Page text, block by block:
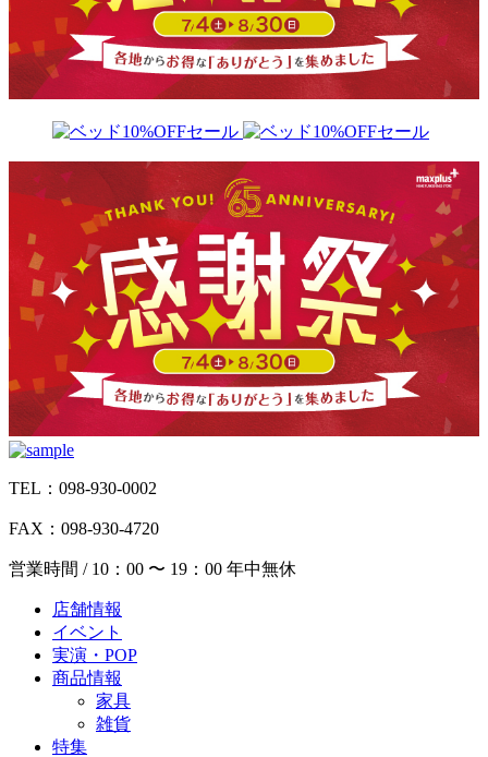
TEL：098-930-0002
FAX：098-930-4720
営業時間 / 10：00 〜 19：00 年中無休
店舗情報
イベント
実演・POP
商品情報
家具
雑貨
特集